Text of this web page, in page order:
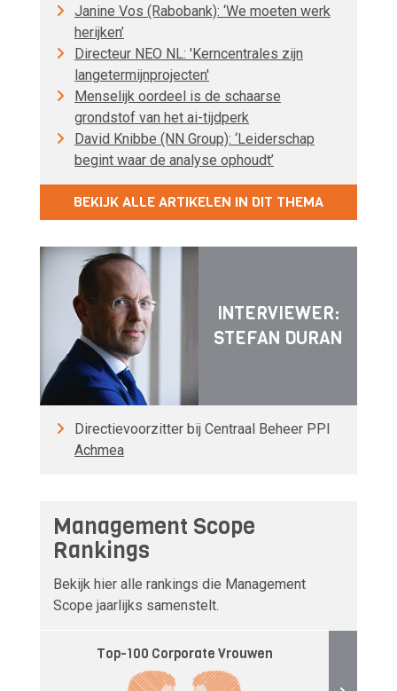
Janine Vos (Rabobank): ‘We moeten werk
herijken’
Directeur NEO NL: 'Kerncentrales zijn
langetermijnprojecten'
Menselijk oordeel is de schaarse
grondstof van het ai-tijdperk
David Knibbe (NN Group): ‘Leiderschap
begint waar de analyse ophoudt’
BEKIJK ALLE ARTIKELEN IN DIT THEMA
INTERVIEWER:
STEFAN DURAN
Directievoorzitter bij Centraal Beheer PPI
Achmea
Management Scope
Rankings
Bekijk hier alle rankings die Management
Scope jaarlijks samenstelt.
Top-100 Corporate Vrouwen